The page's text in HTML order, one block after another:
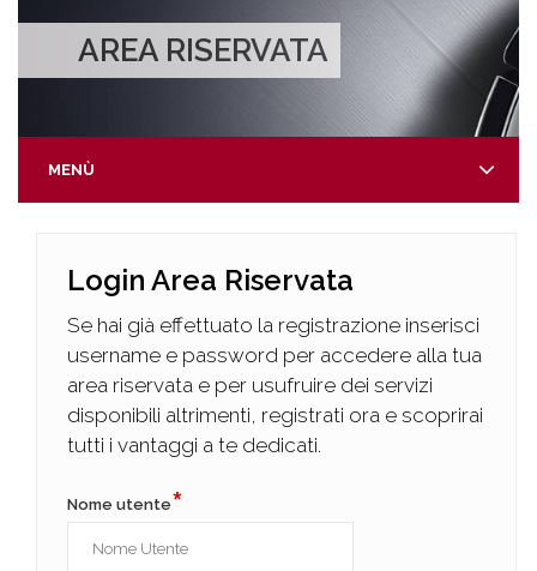
AREA RISERVATA
MENÙ
Login Area Riservata
Se hai già effettuato la registrazione inserisci
username e password per accedere alla tua
area riservata e per usufruire dei servizi
disponibili altrimenti, registrati ora e scoprirai
tutti i vantaggi a te dedicati.
Nome utente*